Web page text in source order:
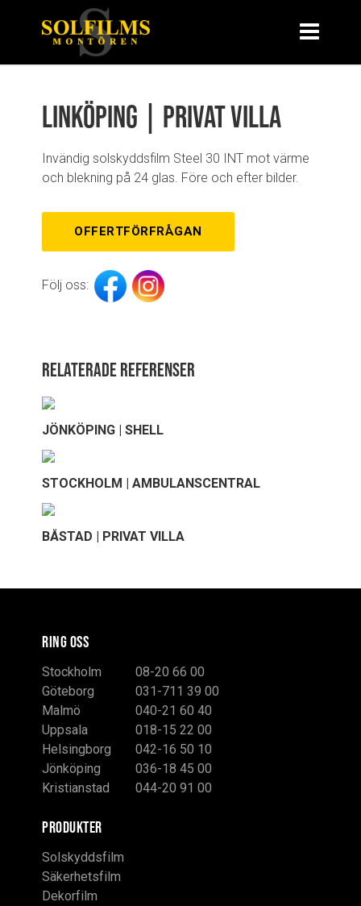
Linköping | Privat villa
Invändig solskyddsfilm Steel 30 INT mot värme
och blekning på 24 glas. Före och efter bilder.
OFFERTFÖRFRÅGAN
Följ oss:
Relaterade referenser
JÖNKÖPING | SHELL
STOCKHOLM | AMBULANSCENTRAL
BÅSTAD | PRIVAT VILLA
RING OSS
Stockholm
08-20 66 00
Göteborg
031-711 39 00
Malmö
040-21 60 40
Uppsala
018-15 22 00
Helsingborg
042-16 50 10
Jönköping
036-18 45 00
Kristianstad
044-20 91 00
PRODUKTER
Solskyddsfilm
Säkerhetsfilm
Dekorfilm